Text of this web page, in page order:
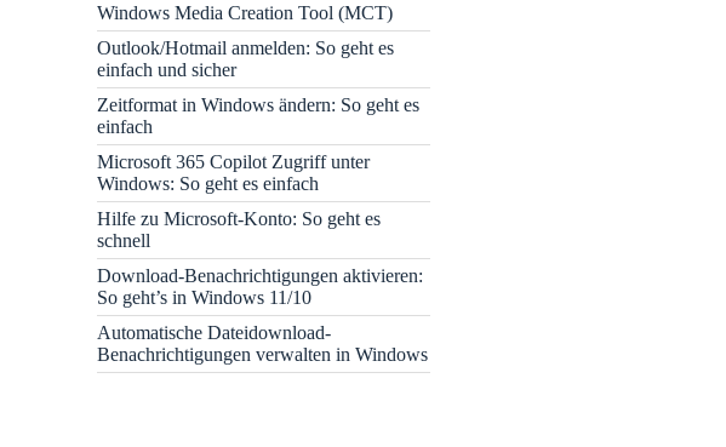
Windows Media Creation Tool (MCT)
Outlook/Hotmail anmelden: So geht es
einfach und sicher
Zeitformat in Windows ändern: So geht es
einfach
Microsoft 365 Copilot Zugriff unter
Windows: So geht es einfach
Hilfe zu Microsoft-Konto: So geht es
schnell
Download-Benachrichtigungen aktivieren:
So geht’s in Windows 11/10
Automatische Dateidownload-
Benachrichtigungen verwalten in Windows